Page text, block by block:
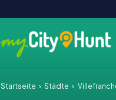
Startseite Städte